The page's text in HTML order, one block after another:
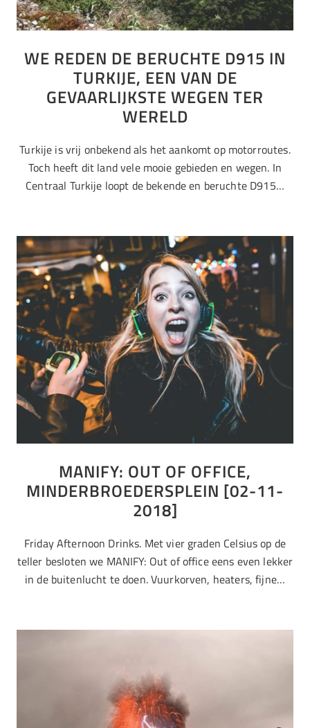
WE REDEN DE BERUCHTE D915 IN
TURKIJE, EEN VAN DE
GEVAARLIJKSTE WEGEN TER
WERELD
Turkije is vrij onbekend als het aankomt op motorroutes.
Toch heeft dit land vele mooie gebieden en wegen. In
Centraal Turkije loopt de bekende en beruchte D915…
MANIFY: OUT OF OFFICE,
MINDERBROEDERSPLEIN [02-11-
2018]
Friday Afternoon Drinks. Met vier graden Celsius op de
teller besloten we MANIFY: Out of office eens even lekker
in de buitenlucht te doen. Vuurkorven, heaters, fijne…